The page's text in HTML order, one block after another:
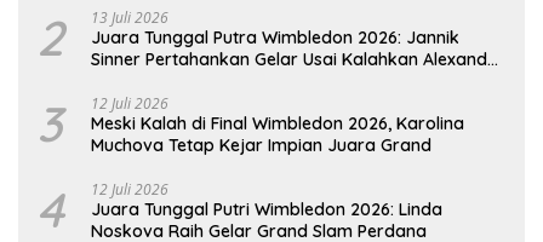
2 13 Juli 2026
Juara Tunggal Putra Wimbledon 2026: Jannik
Sinner Pertahankan Gelar Usai Kalahkan Alexander
3 12 Juli 2026
Meski Kalah di Final Wimbledon 2026, Karolina
Muchova Tetap Kejar Impian Juara Grand
4 12 Juli 2026
Juara Tunggal Putri Wimbledon 2026: Linda
Noskova Raih Gelar Grand Slam Perdana